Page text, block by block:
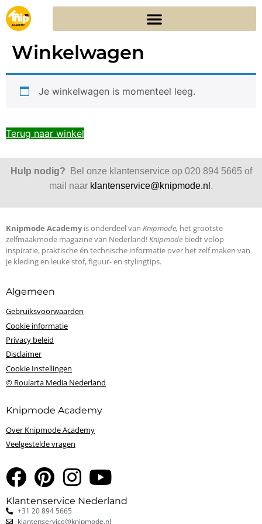
Winkelwagen
Je winkelwagen is momenteel leeg.
Terug naar winkel
Hulp nodig?
Bel onze klantenservice op 020 894 5665 of
mail naar klantenservice@knipmode.nl .
Knipmode Academyis onderdeel van Knipmode, het grootste
zelfmaakmode magazine van Nederland!Knipmode biedt volop
inspiratie, praktische én technische informatie over het zelf maken van
je kleding en leuke stof, figuur- en stylingtips.
Algemeen
Gebruiksvoorwaarden
Cookie informatie
Privacy beleid
Disclaimer
Cookie Instellingen
© Roularta Media Nederland
Knipmode Academy
Over Knipmode Academy
Veelgestelde vragen
Klantenservice Nederland
+31 20 894 5665
klantenservice@knipmode.nl